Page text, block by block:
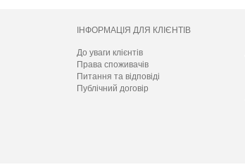
ІНФОРМАЦІЯ ДЛЯ КЛІЄНТІВ
До уваги клієнтів
Права споживачів
Питання та відповіді
Публічний договір